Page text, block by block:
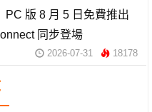
PC 版 8 月 5 日免費推出
同步登場
2026-07-31 18178